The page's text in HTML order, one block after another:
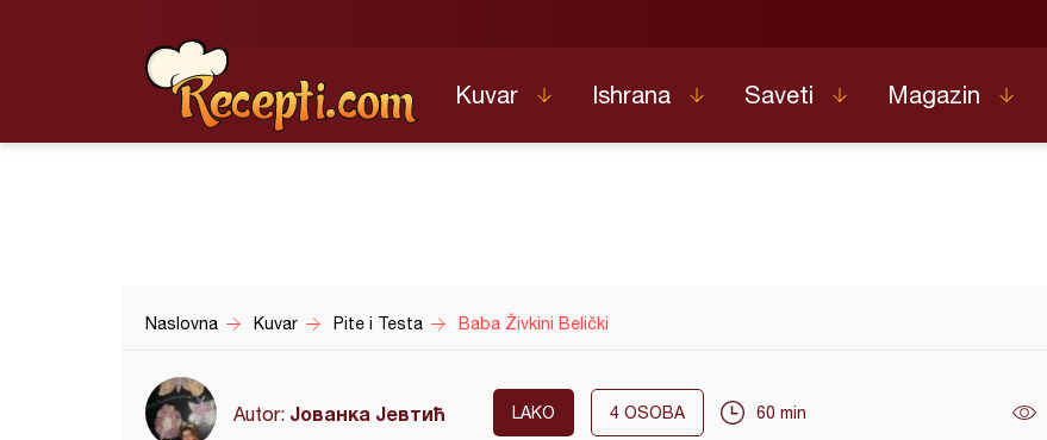
Kuvar Ishrana Saveti Magazin
Naslovna Kuvar Pite i Testa Baba Živkini Belički
Autor: Јованка Јевтић LAKO 4 OSOBA 60 min